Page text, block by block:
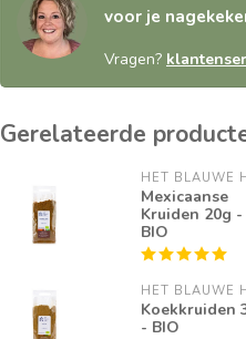
voor je
Vragen?
Gerelateerde
HET BLAUWE
Mexicaanse
Kruiden 20g -
BIO
HET BLAUWE
Koekkruiden
- BIO